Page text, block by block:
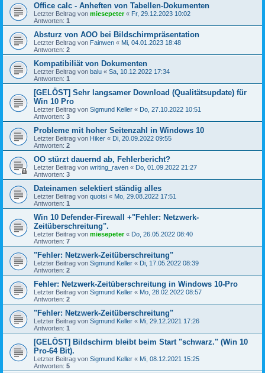
Office calc - Anheften von Tabellen-Dokumenten
Letzter Beitrag von miesepeter« Fr, 29.12.2023 10:02
Antworten: 1
Absturz von AOO bei Bildschirmpräsentation
Letzter Beitrag von Fainwen « Mi, 04.01.2023 18:48
Antworten: 2
Kompatibiliät von Dokumenten
Letzter Beitrag von balu « Sa, 10.12.2022 17:34
Antworten: 1
[GELÖST] Sehr langsamer Download (Qualitätsupdate) für
Win 10 Pro
Letzter Beitrag von Sigmund Keller « Do, 27.10.2022 10:51
Antworten: 3
Probleme mit hoher Seitenzahl in Windows 10
Letzter Beitrag von Hiker « Di, 20.09.2022 09:55
Antworten: 2
OO stürzt dauernd ab, Fehlerbericht?
Letzter Beitrag von writing_raven « Do, 01.09.2022 21:27
Antworten: 3
Dateinamen selektiert ständig alles
Letzter Beitrag von quotsi « Mo, 29.08.2022 17:51
Antworten: 1
Win 10 Defender-Firewall +"Fehler: Netzwerk-
Zeitüberschreitung".
Letzter Beitrag von miesepeter« Do, 26.05.2022 08:40
Antworten: 7
"Fehler: Netzwerk-Zeitüberschreitung"
Letzter Beitrag von Sigmund Keller « Di, 17.05.2022 08:39
Antworten: 2
Fehler: Netzwerk-Zeitüberschreitung in Windows 10-Pro
Letzter Beitrag von Sigmund Keller « Mo, 28.02.2022 08:57
Antworten: 2
"Fehler: Netzwerk-Zeitüberschreitung"
Letzter Beitrag von Sigmund Keller « Mi, 29.12.2021 17:26
Antworten: 1
[GELÖST] Bildschirm bleibt beim Start "schwarz." (Win 10
Pro-64 Bit).
Letzter Beitrag von Sigmund Keller « Mi, 08.12.2021 15:25
Antworten: 5